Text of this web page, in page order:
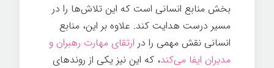
بخش منابع انسانی است که این تلاش‌ها را در
مسیر درست هدایت کند. علاوه بر این، منابع
انسانی نقش مهمی را در ارتقای مهارت رهبران و
مدیران ایفا می‌کند، که این نیز یکی از روندهای